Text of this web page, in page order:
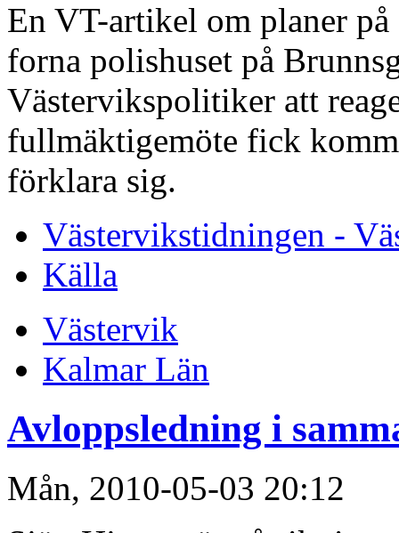
En VT-artikel om planer
forna polishuset på
Västervikspolitiker att
fullmäktigemöte fick
förklara sig.
Västervikstidningen -
Källa
Västervik
Kalmar Län
Avloppsledning i
Mån, 2010-05-03 20:12